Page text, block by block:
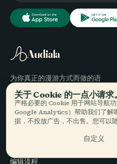
Audiala
为你真正的漫游方式而做的语
音导览——来源诚实、为街头讲
述、一次下载到手。
编辑流程
关于 Cookie 的一点小请求
严格必要的 Cookie 用于网站导航
Google Analytics）帮助我们了解
据，不投放广告，不出售。您可以
自定义